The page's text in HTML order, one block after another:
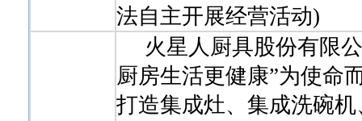
法自主开展经营活动)
火星人厨具股份有限公
厨房生活更健康”为使命
打造集成灶、集成洗碗